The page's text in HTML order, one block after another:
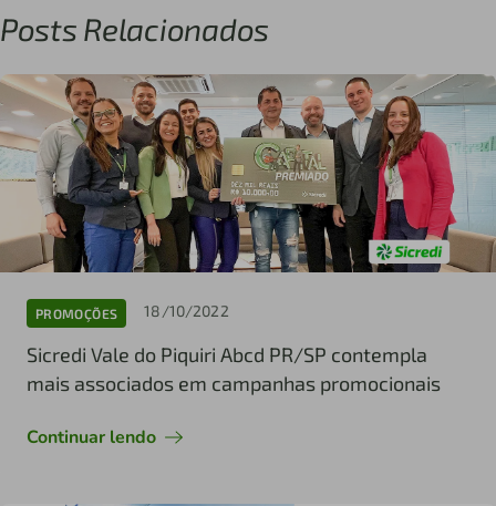
Posts Relacionados
PROMOÇÕES 18/10/2022
Sicredi Vale do Piquiri Abcd PR/SP contempla
mais associados em campanhas promocionais
Continuar lendo